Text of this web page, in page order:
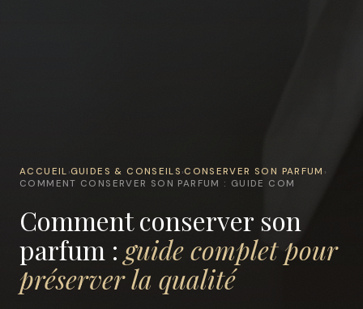
ACCUEIL ›GUIDES & CONSEILS ›CONSERVER SON PARFUM ›
COMMENT CONSERVER SON PARFUM : GUIDE COM
Comment conserver son
parfum : guide complet pour
préserver la qualité